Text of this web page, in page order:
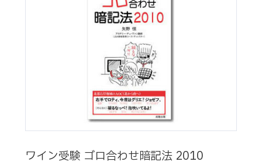
ワイン受験 ゴロ合わせ暗記法 2010